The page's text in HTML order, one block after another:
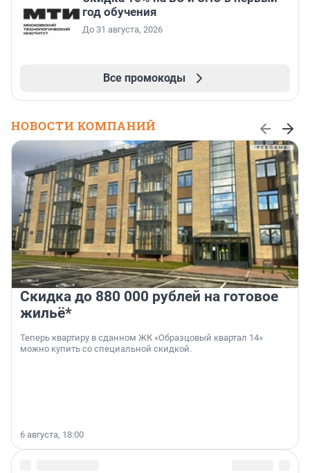
год обучения
До 31 августа, 2026
Все промокоды
НОВОСТИ КОМПАНИЙ
Скидка до 880 000 рублей на готовое
жильё*
Теперь квартиру в сданном ЖК «Образцовый квартал 14»
можно купить со специальной скидкой.
6 августа, 18:00